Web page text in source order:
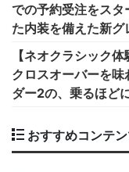
での予約受注をス
た内装を備えた新
【ネオクラシック
クロスオーバーを
ダー2の、乗るほど
おすすめコンテ